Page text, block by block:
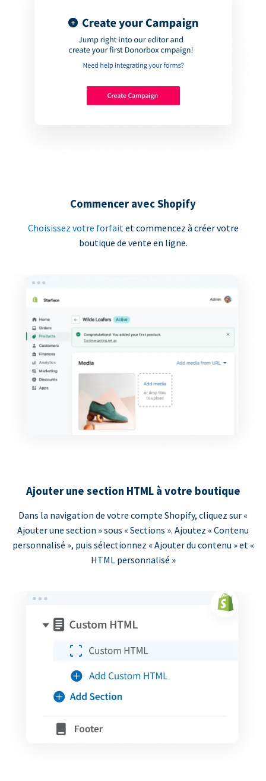
Commencer avec Shopify
Choisissez votre forfait et commencez à créer votre
boutique de vente en ligne.
Ajouter une section HTML à votre boutique
Dans la navigation de votre compte Shopify, cliquez sur «
Ajouter une section » sous « Sections ». Ajoutez « Contenu
personnalisé », puis sélectionnez « Ajouter du contenu » et «
HTML personnalisé »